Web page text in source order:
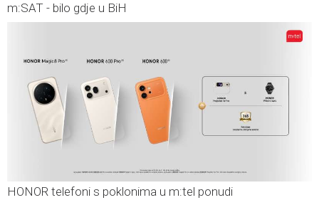
m:SAT - bilo gdje u BiH
HONOR telefoni s poklonima u m:tel ponudi